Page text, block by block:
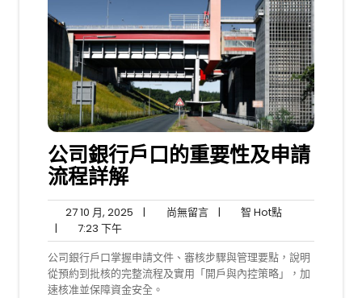
公司銀行戶口的重要性及申請
流程詳解
27 10 月, 2025 27
月,
2025
| 尚無留言尚
留
言
| 智 Hot點智
點
| 7:23 下午7:23
下
午
公司銀行戶口掌握申請文件、審核步驟與管理要點，說明
從預約到批核的完整流程及實用「開戶與內控策略」，加
速核准並保障資金安全。